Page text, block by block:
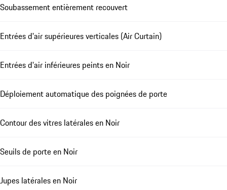
Soubassement entièrement recouvert
Entrées d'air supérieures verticales (Air Curtain)
Entrées d'air inférieures peints en Noir
Déploiement automatique des poignées de porte
Contour des vitres latérales en Noir
Seuils de porte en Noir
Jupes latérales en Noir